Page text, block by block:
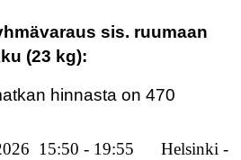
sis. ruumaan
(23 kg):
hinnasta on 470
15:50 - 19:55 Helsinki -